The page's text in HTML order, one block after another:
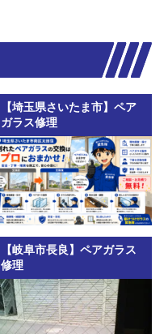
【埼玉県さいたま市】ペア
ガラス修理
【岐阜市長良】ペアガラス
修理